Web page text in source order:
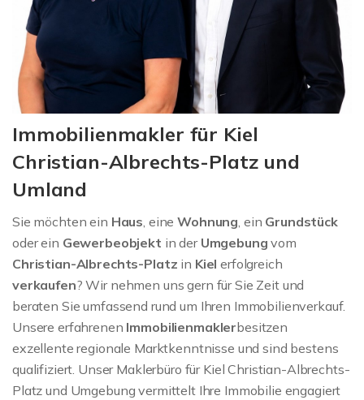
Immobilienmakler für Kiel
Christian-Albrechts-Platz und
Umland
Sie möchten ein Haus , eineWohnung , ein Grundstück
oder ein Gewerbeobjekt in der Umgebungvom
Christian-Albrechts-Platz in Kielerfolgreich
verkaufen? Wir nehmen uns gern für Sie Zeit und
beraten Sie umfassend rund um Ihren Immobilienverkauf.
Unsere erfahrenen Immobilienmaklerbesitzen
exzellente regionale Marktkenntnisse und sind bestens
qualifiziert. Unser Maklerbüro für Kiel Christian-Albrechts-
Platz und Umgebung vermittelt Ihre Immobilie engagiert